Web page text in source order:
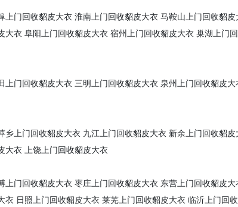
上门回收貂皮大衣 淮南上门回收貂皮大衣 马鞍山上门回收貂皮
大衣 阜阳上门回收貂皮大衣 宿州上门回收貂皮大衣 巢湖上门
上门回收貂皮大衣 三明上门回收貂皮大衣 泉州上门回收貂皮大
乡上门回收貂皮大衣 九江上门回收貂皮大衣 新余上门回收貂皮
大衣 上饶上门回收貂皮大衣
上门回收貂皮大衣 枣庄上门回收貂皮大衣 东营上门回收貂皮大
衣 日照上门回收貂皮大衣 莱芜上门回收貂皮大衣 临沂上门回